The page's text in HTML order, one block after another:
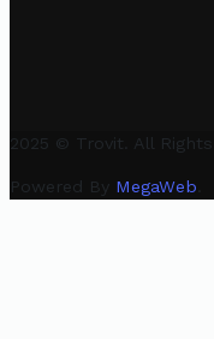
2025 © Trovit. All Rights
Powered By MegaWeb